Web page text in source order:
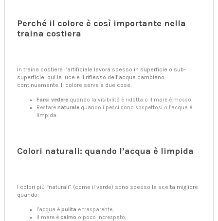
Perché il colore è così importante nella
traina costiera
In traina costiera l’artificiale lavora spesso in superficie o sub-
superficie: qui la luce e il riflesso dell’acqua cambiano
continuamente. Il colore serve a due cose:
Farsi vedere quando la visibilità è ridotta o il mare è mosso.
Restare naturale quando i pesci sono sospettosi o l’acqua è
limpida.
Colori naturali: quando l’acqua è limpida
I colori più “naturali” (come il verde) sono spesso la scelta migliore
quando:
l’acqua è pulita e trasparente;
il mare è calmo o poco increspato;